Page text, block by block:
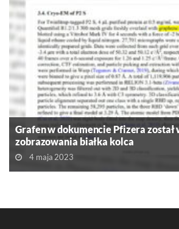
Grafen w dokumencie Pfizera
zobrazowania białka kolca
4 maja 2023